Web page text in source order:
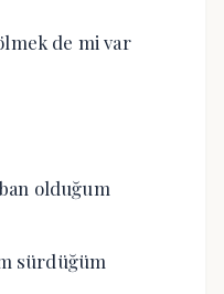
de mi var
olduğum
sürdüğüm